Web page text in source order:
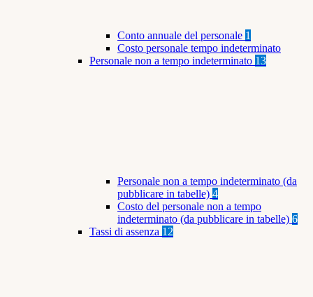
Conto annuale del personale 1
Costo personale tempo indeterminato
Personale non a tempo indeterminato 13
Personale non a tempo indeterminato (da
pubblicare in tabelle) 4
Costo del personale non a tempo
indeterminato (da pubblicare in tabelle) 6
Tassi di assenza 12